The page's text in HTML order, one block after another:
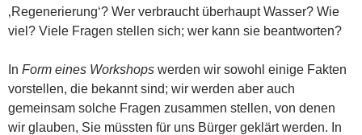
‚Regenerierung‘? Wer verbraucht überhaupt Wasser? Wie
viel? Viele Fragen stellen sich; wer kann sie beantworten?
In Form eines Workshops werden wir sowohl einige Fakten
vorstellen, die bekannt sind; wir werden aber auch
gemeinsam solche Fragen zusammen stellen, von denen
wir glauben, Sie müssten für uns Bürger geklärt werden. In